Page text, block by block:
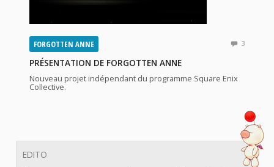
FORGOTTEN ANNE 3
PRÉSENTATION DE FORGOTTEN ANNE
Nouveau projet indépendant du programme Square Enix
Collective.
EDITO